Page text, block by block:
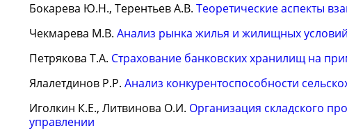
Бокарева Ю.Н., Терентьев А.В. Теоретические аспекты
Чекмарева М.В. Анализ рынка жилья и жилищных
Петрякова Т.А. Страхование банковских хранилищ на
Ялалетдинов Р.Р. Анализ конкурентоспособности
Иголкин К.Е., Литвинова О.И. Организация складского
управлении